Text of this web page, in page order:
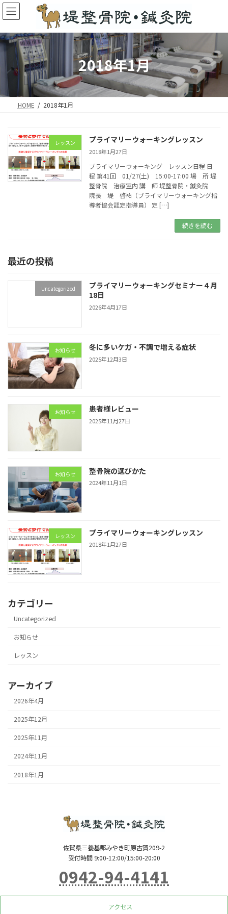
コ
ン
ン
ツ
プ
ナ
ビ
ー
シ
動
2018年1月
HOME 2018年1月
レッスン プライマリーウォーキングレッスン
2018年1月27日
プライマリーウォーキング レッスン日程 日
程 第41回 01/27(土) 15:00-17:00 場 所 堤
整骨院 治療室内 講 師 堤整骨院・鍼灸院
院長 堤 啓祐（プライマリーウォーキング指
導者協会認定指導員） 定 […]
続きを読む
最近の投稿
Uncategorized
プライマリーウォーキングセミナー４月
18日
2026年4月17日
お知らせ 冬に多いケガ・不調で増える症状
2025年12月3日
お知らせ 患者様レビュー
2025年11月27日
お知らせ 整骨院の選びかた
2024年11月1日
レッスン プライマリーウォーキングレッスン
2018年1月27日
カテゴリー
Uncategorized
お知らせ
レッスン
アーカイブ
2026年4月
2025年12月
2025年11月
2024年11月
2018年1月
佐賀県三養基郡みやき町原古賀209-2
受付時間 9:00-12:00/15:00-20:00
0942-94-4141
アクセス